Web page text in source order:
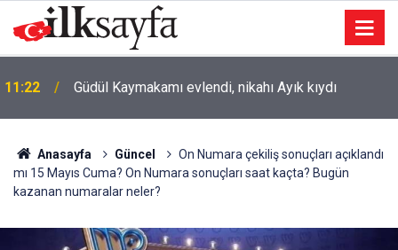
11:15 Kırıkkale'de saman yüklü tır yandı
Anasayfa Güncel
On Numara çekiliş sonuçları açıklandı
mı 15 Mayıs Cuma? On Numara sonuçları saat kaçta? Bugün
kazanan numaralar neler?